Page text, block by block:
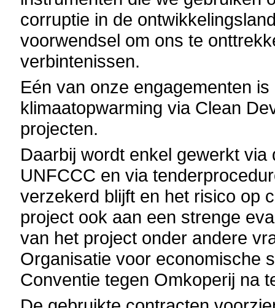
corruptie in de
voorwendsel om ons te
verbintenissen.
Eén van onze engagementen
klimaatopwarming via Clean
projecten.
Daarbij wordt enkel gewerkt
UNFCCC en via
verzekerd blijft en het risico op
project ook aan een strenge
van het project onder andere
Organisatie voor economische
Conventie tegen Omkoperij na